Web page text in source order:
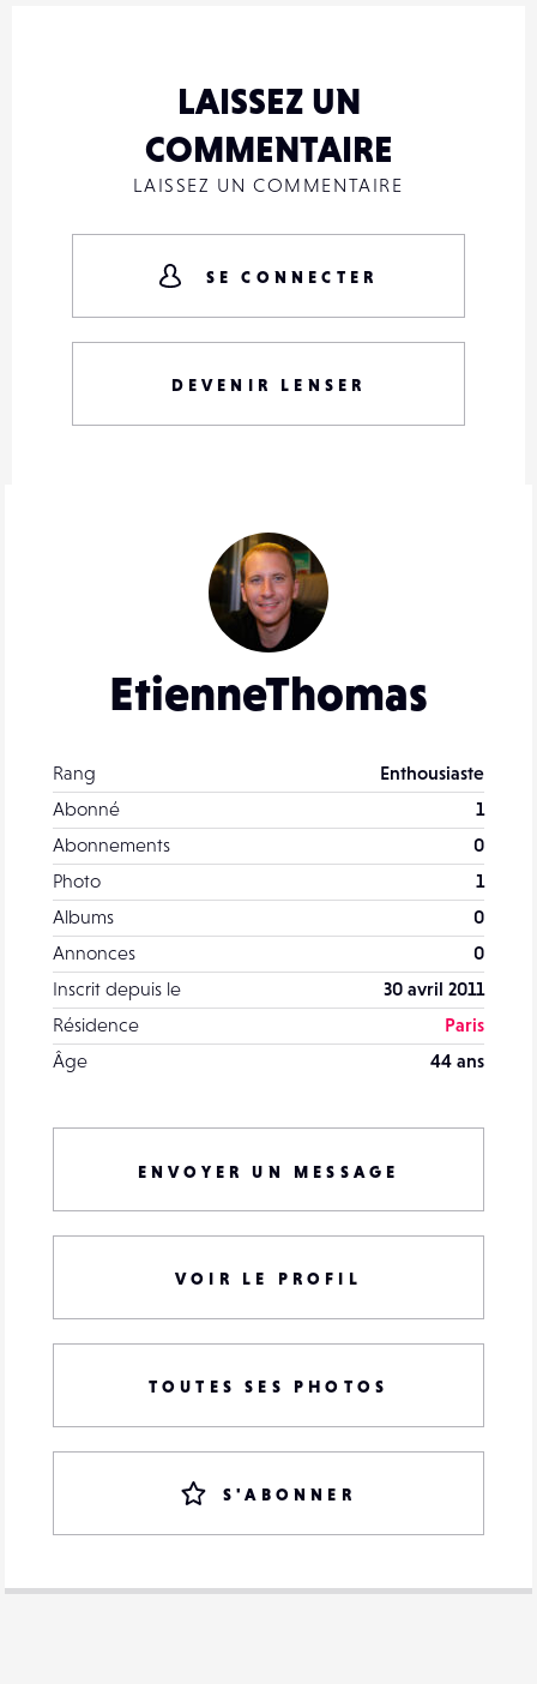
EtienneThomas
Rang
Enthousiaste
Abonné
1
Abonnements
0
Photo
1
Albums
0
Annonces
0
Inscrit depuis le
30 avril 2011
Résidence
Paris
Âge
44 ans
ENVOYER UN MESSAGE
VOIR LE PROFIL
TOUTES SES PHOTOS
S'ABONNER
LAISSEZ UN
COMMENTAIRE
LAISSEZ UN COMMENTAIRE
SE CONNECTER
DEVENIR LENSER